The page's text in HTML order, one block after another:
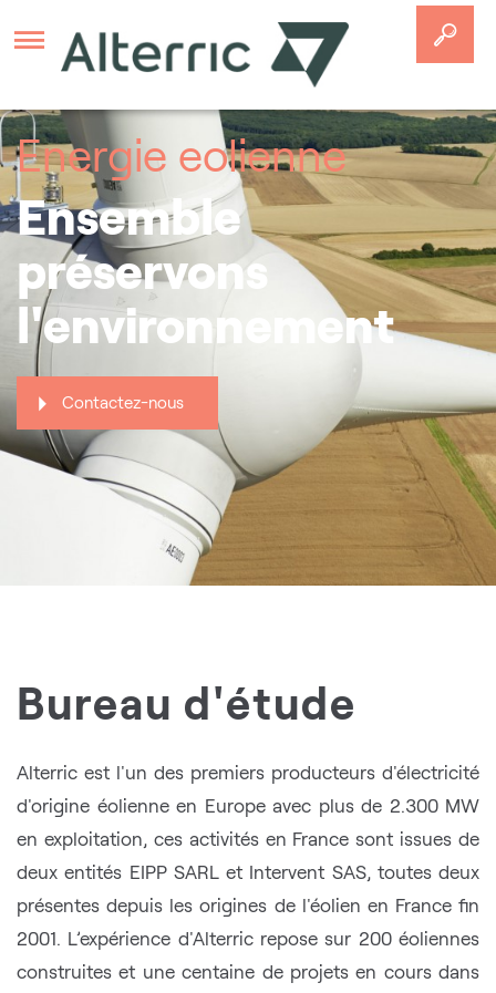
Energie eolienne
Ensemble
préservons
l'environnement
Contactez-nous
Bureau d'étude
Alterric est l'un des premiers producteurs d'électricité
d'origine éolienne en Europe avec plus de 2.300 MW
en exploitation, ces activités en France sont issues de
deux entités EIPP SARL et Intervent SAS, toutes deux
présentes depuis les origines de l'éolien en France fin
2001. L’expérience d'Alterric repose sur 200 éoliennes
construites et une centaine de projets en cours dans